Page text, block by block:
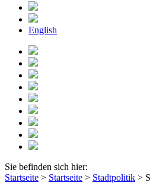
English
Sie befinden sich hier:
Startseite > Startseite > Stadtpolitik >